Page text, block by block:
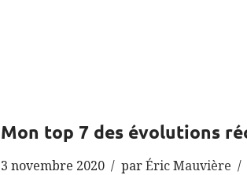
Mon top 7 des évolutions
3 novembre 2020 parÉric Mauvière